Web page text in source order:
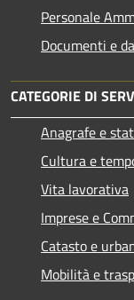
Personale
Documenti e
CATEGORIE DI
Anagrafe e
Cultura e
Vita lavorativa
Imprese e
Catasto e
Mobilità e